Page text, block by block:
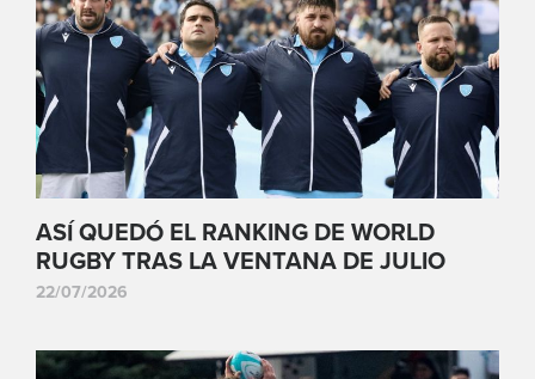
ASÍ QUEDÓ EL RANKING DE WORLD
RUGBY TRAS LA VENTANA DE JULIO
22/07/2026